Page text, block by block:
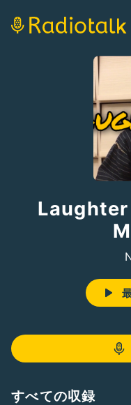
すべての収録